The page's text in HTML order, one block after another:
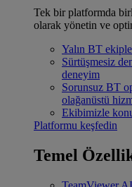
Tek bir platformda
olarak yönetin ve
Yalın BT
Sürtüşmesiz
deneyim
Sorunsuz BT
olağanüstü
Ekibimizle
Platformu keşfedin
Temel